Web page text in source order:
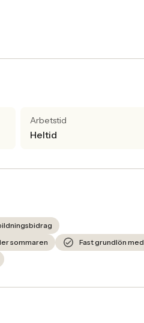
Arbetstid
Heltid
sommaren
Fast grundlön